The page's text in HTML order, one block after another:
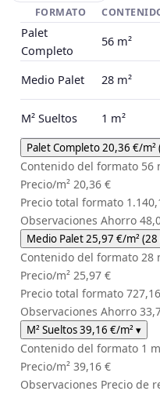
FORMATO
Palet
Completo
56 m²
Medio Palet 28 m²
M² Sueltos 1 m²
Palet Completo 20,36 €/m²
Contenido del formato 56
Precio/m² 20,36 €
Precio total formato
Observaciones Ahorro
Medio Palet 25,97 €/m²
Contenido del formato 28
Precio/m² 25,97 €
Precio total formato
Observaciones Ahorro
M² Sueltos39,16 €/m² ▾
Contenido del formato 1
Precio/m² 39,16 €
Observaciones Precio de